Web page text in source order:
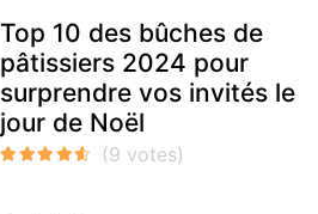
Top 10 des bûches de
pâtissiers 2024 pour
surprendre vos invités le
jour de Noël